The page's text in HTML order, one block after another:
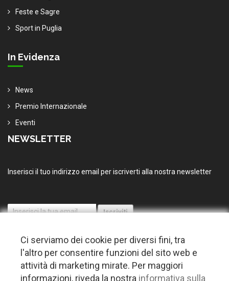
Feste e Sagre
Sport in Puglia
In Evidenza
News
Premio Internazionale
Eventi
NEWSLETTER
Inserisci il tuo indirizzo email per iscriverti alla nostra newsletter
Ci serviamo dei cookie per diversi fini, tra
l'altro per consentire funzioni del sito web e
attività di marketing mirate. Per maggiori
informazioni, riveda la nostra informativa sulla